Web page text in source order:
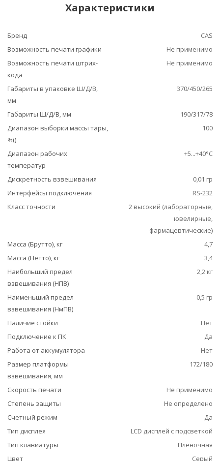
Характеристики
Бренд
CAS
Возможность печати графики
Не применимо
Возможность печати штрих-
кода
Не применимо
Габариты в упаковке Ш/Д/В,
мм
370/450/265
Габариты Ш/Д/В, мм
190/317/78
Диапазон выборки массы тары,
%()
100
Диапазон рабочих
температур
+5...+40°С
Дискретность взвешивания
0,01 гр
Интерфейсы подключения
RS-232
Класс точности
2 высокий (лабораторные,
ювелирные,
фармацевтические)
Масса (Брутто), кг
4,7
Масса (Нетто), кг
3,4
Наибольший предел
взвешивания (НПВ)
2,2 кг
Наименьший предел
взвешивания (НмПВ)
0,5 гр
Наличие стойки
Нет
Подключение к ПК
Да
Работа от аккумулятора
Нет
Размер платформы
взвешивания, мм
172/180
Скорость печати
Не применимо
Степень защиты
Не определено
Счетный режим
Да
Тип дисплея
LCD дисплей с подсветкой
Тип клавиатуры
Плёночная
Цвет
Серый